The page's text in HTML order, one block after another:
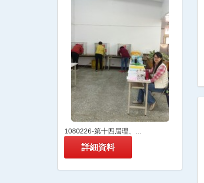
1080226-第十四屆理、...
詳細資料